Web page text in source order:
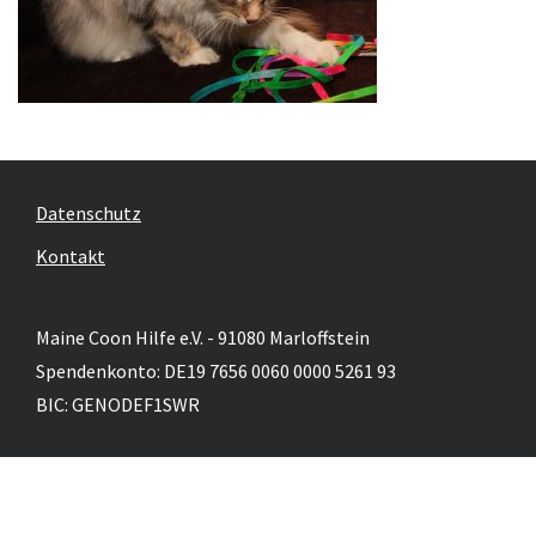
Datenschutz
Kontakt
Maine Coon Hilfe e.V. - 91080 Marloffstein
Spendenkonto: DE19 7656 0060 0000 5261 93
BIC: GENODEF1SWR